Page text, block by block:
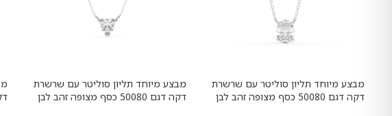
מבצע מיוחד תליון סוליטר עם שרשרת
דקה דגם 50080 כסף מצופה זהב לבן
מבצע מיוחד תליון סוליטר עם שרשרת
דקה דגם 50080 כסף מצופה זהב לבן